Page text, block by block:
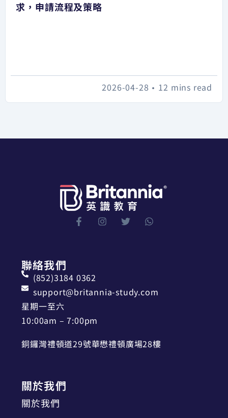
求，申請流程及策略
12 mins read
•
2026-04-28
聯絡我們
(852)3184 0362
support@britannia-study.com
星期一至六
10:00am – 7:00pm
銅鑼灣禮頓道29號華懋禮頓廣場28樓
關於我們
關於我們